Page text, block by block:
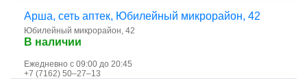
Арша, сеть аптек, ​Юбилейный микрорайон, 42
​Юбилейный микрорайон, 42
В наличии
Ежедневно с 09:00 до 20:45
+7 (7162) 50‒27‒13